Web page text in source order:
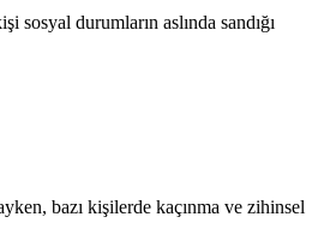
sosyal durumların aslında sandığı
bazı kişilerde kaçınma ve zihinsel